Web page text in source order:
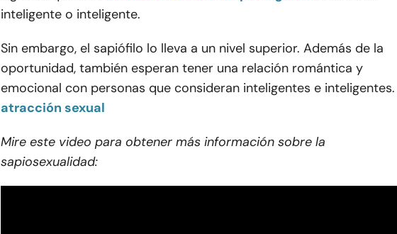
inteligente o inteligente.
Sin embargo, el sapiófilo lo lleva a un nivel superior. Además de la
oportunidad, también esperan tener una relación romántica y
emocional con personas que consideran inteligentes e inteligentes.
atracción sexual
Mire este video para obtener más información sobre la
sapiosexualidad: